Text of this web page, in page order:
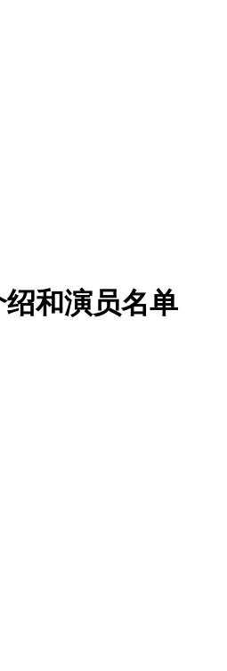
和演员名单